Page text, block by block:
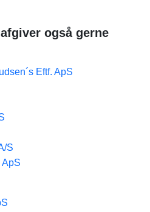
også gerne
Eftf. ApS
S